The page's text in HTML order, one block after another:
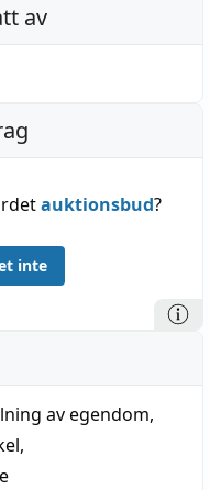
av
auktionsbud?
inte
av egendom,
,